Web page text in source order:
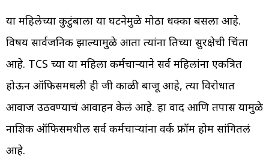
या महिलेच्या कुटुंबाला या घटनेमुळे मोठा धक्का बसला आहे.
विषय सार्वजनिक झाल्यामुळे आता त्यांना तिच्या सुरक्षेची चिंता
आहे. TCS च्या या महिला कर्मचाऱ्याने सर्व महिलांना एकत्रित
होऊन ऑफिसमधली ही जी काळी बाजू आहे, त्या विरोधात
आवाज उठवण्याचं आवाहन केलं आहे. हा वाद आणि तपास यामुळे
नाशिक ऑफिसमधील सर्व कर्मचाऱ्यांना वर्क फ्रॉम होम सांगितलं
आहे.